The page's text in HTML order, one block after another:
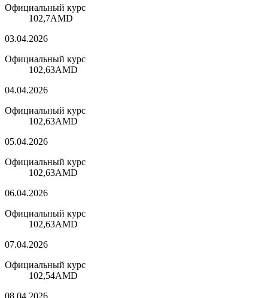
Официальный курс
102,7AMD
03.04.2026
Официальный курс
102,63AMD
04.04.2026
Официальный курс
102,63AMD
05.04.2026
Официальный курс
102,63AMD
06.04.2026
Официальный курс
102,63AMD
07.04.2026
Официальный курс
102,54AMD
08.04.2026